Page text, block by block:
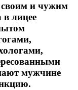
и чужим
в лицее
мужчине